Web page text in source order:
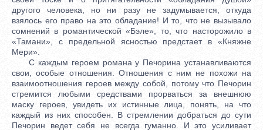
другого человека, но ни разу не задумывается, откуда
взялось его право на это обладание! И то, что не вызывало
сомнений в романтической «Бэле», то, что насторожило в
«Тамани», с предельной ясностью предстает в «Княжне
Мери».
С каждым героем романа у Печорина устанавливаются
свои, особые отношения. Отношения с ним не похожи на
взаимоотношения героев между собой, потому что Печорин
стремится любыми средствами прорваться за внешнюю
маску героев, увидеть их истинные лица, понять, на что
каждый из них способен. В стремлении добраться до сути
Печорин ведет себя не всегда гуманно. И это усиливает